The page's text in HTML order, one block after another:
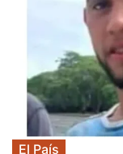
El País